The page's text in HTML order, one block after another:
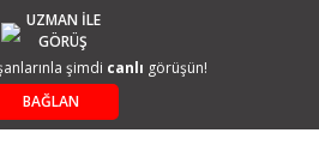
UZMAN İLE
GÖRÜŞ
şimdi canlı görüşün!
BAĞLAN